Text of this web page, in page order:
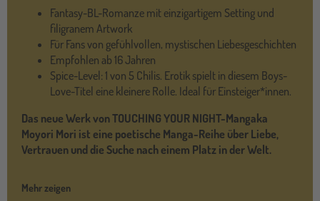
Fantasy-BL-Romanze mit einzigartigem Setting und
filigranem Artwork
Für Fans von gefühlvollen, mystischen Liebesgeschichten
Empfohlen ab 16 Jahren
Spice-Level: 1 von 5 Chilis. Erotik spielt in diesem Boys-
Love-Titel eine kleinere Rolle. Ideal für Einsteiger*innen.
Das neue Werk von TOUCHING YOUR NIGHT-Mangaka
Moyori Mori ist eine poetische Manga-Reihe über Liebe,
Vertrauen und die Suche nach einem Platz in der Welt.
Mehr zeigen